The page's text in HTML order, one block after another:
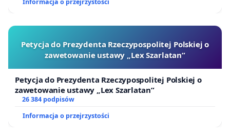
Informacja o przejrzystości
Petycja do Prezydenta Rzeczypospolitej Polskiej o
zawetowanie ustawy „Lex Szarlatan”
Petycja do Prezydenta Rzeczypospolitej Polskiej o
zawetowanie ustawy „Lex Szarlatan”
26 384 podpisów
Informacja o przejrzystości